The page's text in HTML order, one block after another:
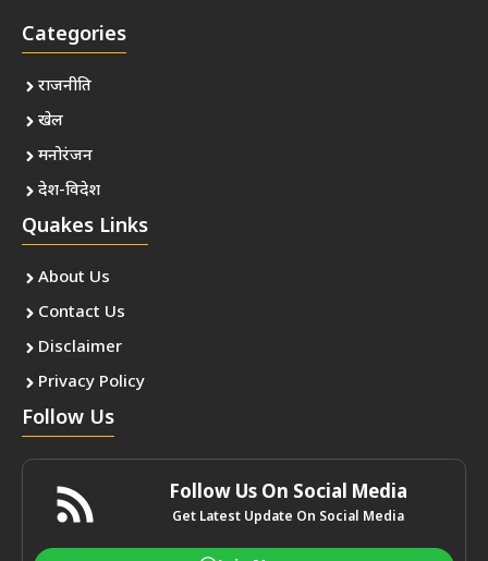
Categories
राजनीति
खेल
मनोरंजन
देश-विदेश
Quakes Links
About Us
Contact Us
Disclaimer
Privacy Policy
Follow Us
Follow Us On Social Media
Get Latest Update On Social Media